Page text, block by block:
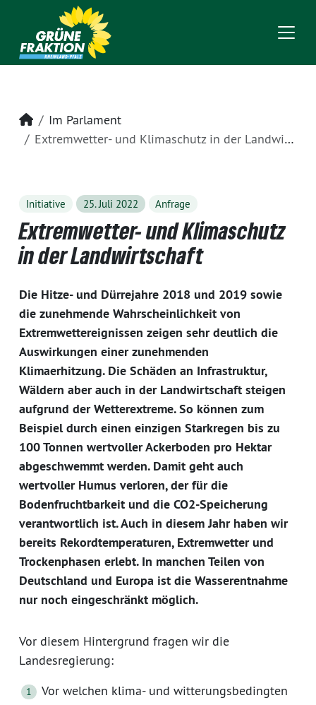
Startseite
Im Parlament
Extremwetter- und Klimaschutz in der Landwirtschaft
Initiative 25. Juli 2022 Anfrage
Extremwetter- und Klimaschutz
in der Landwirtschaft
Die Hitze- und Dürrejahre 2018 und 2019 sowie
die zunehmende Wahrscheinlichkeit von
Extremwettereignissen zeigen sehr deutlich die
Auswirkungen einer zunehmenden
Klimaerhitzung. Die Schäden an Infrastruktur,
Wäldern aber auch in der Landwirtschaft steigen
aufgrund der Wetterextreme. So können zum
Beispiel durch einen einzigen Starkregen bis zu
100 Tonnen wertvoller Ackerboden pro Hektar
abgeschwemmt werden. Damit geht auch
wertvoller Humus verloren, der für die
Bodenfruchtbarkeit und die CO2-Speicherung
verantwortlich ist. Auch in diesem Jahr haben wir
bereits Rekordtemperaturen, Extremwetter und
Trockenphasen erlebt. In manchen Teilen von
Deutschland und Europa ist die Wasserentnahme
nur noch eingeschränkt möglich.
Vor diesem Hintergrund fragen wir die
Landesregierung:
Vor welchen klima- und witterungsbedingten